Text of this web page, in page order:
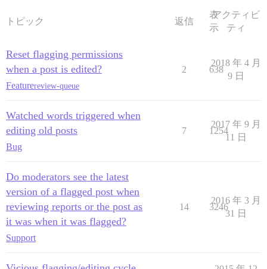
トピック 返信
表
示
アクティビ
ティ
Reset flagging permissions
when a post is edited?
Featurereview-queue
2 638
2018 年 4 月
9 日
Watched words triggered when
editing old posts
Bug
7 1254
2017 年 9 月
11 日
Do moderators see the latest
version of a flagged post when
reviewing reports or the post as
it was when it was flagged?
Support
14 3246
2016 年 3 月
31 日